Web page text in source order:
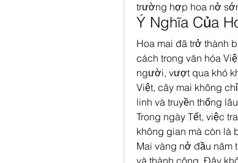
trường hợp hoa nở
Ý Nghĩa Của
Hoa mai đã trở thành
cách trong văn hóa
người, vượt qua khó
Việt, cây mai không
linh và truyền thống
Trong ngày Tết, việc
không gian mà còn là
Mai vàng nở đầu năm
và thành công. Đây